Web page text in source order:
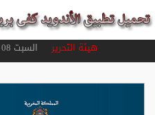
هيئة التحريرالسبت 08 غشت 2026 العدد : 5492